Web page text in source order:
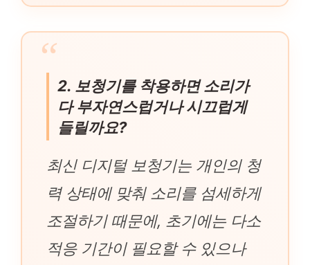
2. 보청기를 착용하면 소리가
다 부자연스럽거나 시끄럽게
들릴까요?
최신 디지털 보청기는 개인의 청
력 상태에 맞춰 소리를 섬세하게
조절하기 때문에, 초기에는 다소
적응 기간이 필요할 수 있으나